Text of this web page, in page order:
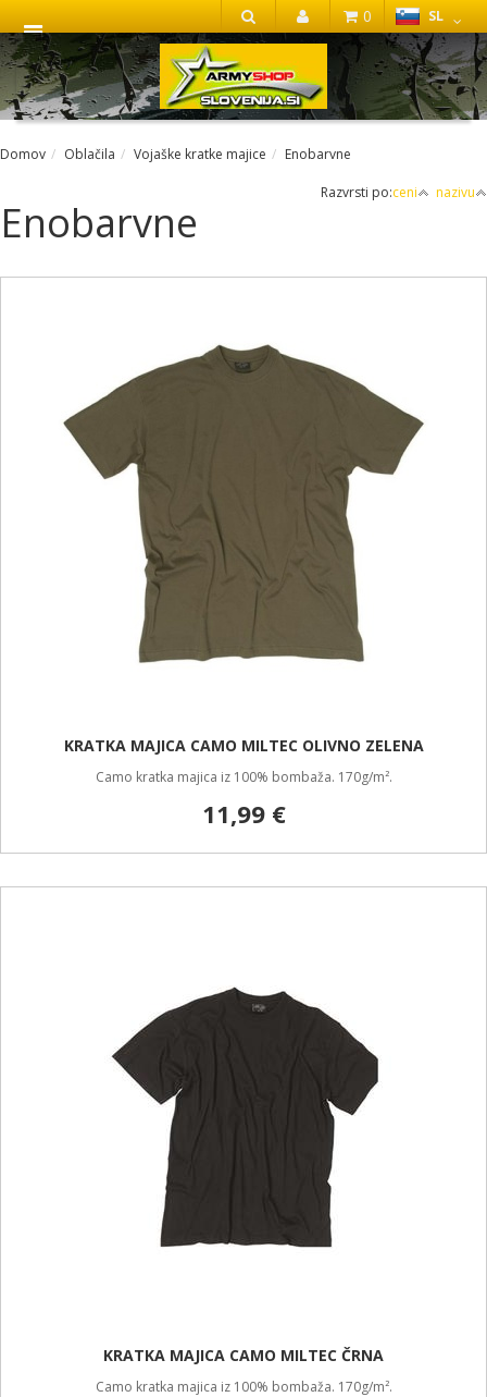
IŠČI
SL
0
Domov Oblačila Vojaške kratke majice Enobarvne
Razvrsti po:ceni nazivu
Enobarvne
KRATKA MAJICA CAMO MILTEC OLIVNO ZELENA
Camo kratka majica iz 100% bombaža. 170g/m².
11,99 €
KRATKA MAJICA CAMO MILTEC ČRNA
Camo kratka majica iz 100% bombaža. 170g/m².